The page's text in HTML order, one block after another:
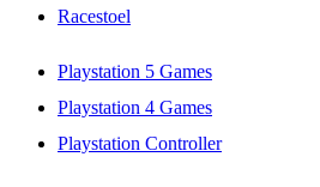
Racestoel
Playstation 5 Games
Playstation 4 Games
Playstation Controller